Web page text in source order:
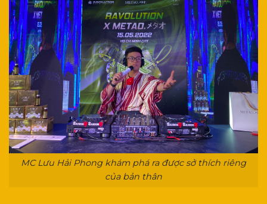
MC Lưu Hải Phong khám phá ra được sở thích riêng
của bản thân